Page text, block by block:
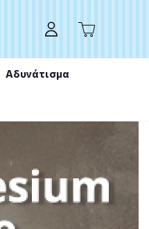
Αδυνάτισμα